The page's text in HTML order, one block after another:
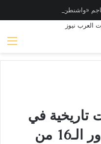
تاريخية في
مواجهة الأرجنتين بدور الـ16 من